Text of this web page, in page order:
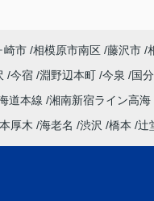
崎市 相模原市南区 藤沢市
今宿 淵野辺本町 今泉 国
道本線 湘南新宿ライン高海
本厚木 海老名 渋沢 橋本 辻